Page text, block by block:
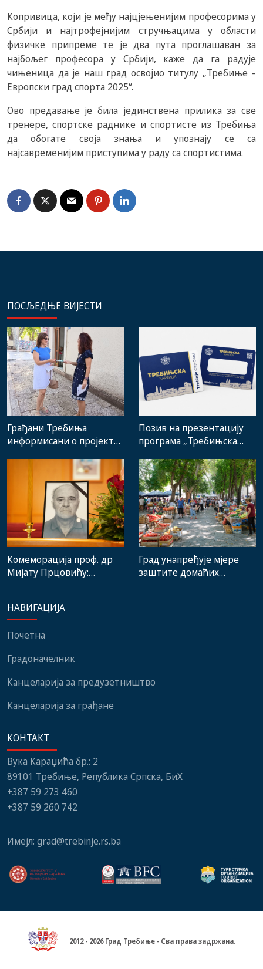
Копривица, који је међу најцјењенијим професорима у
Србији и најтрофејнијим стручњацима у области
физичке припреме те је два пута проглашаван за
најбољег професора у Србији, каже да га радује
чињеница да је наш град освојио титулу „Требиње –
Европски град спорта 2025“.
Ово предавање је била јединствена прилика за све
тренере, спортске раднике и спортисте из Требиња
да обогате своја знања и упознају се са
најсавременијим приступима у раду са спортистима.
ПОСЉЕДЊЕ ВИЈЕСТИ
Грађани Требиња
информисани о пројекту
одговорној употреби
водних ресурса
Позив на презентацију
програма „Требињска
Комеморација проф. др
Мијату Прцовићу:
је Требиње носио у срцу
Град унапређује мјере
заштите домаћих
НАВИГАЦИЈА
Почетна
Градоначелник
Канцеларија за предузетништво
Канцеларија за грађане
КОНТАКТ
Вука Караџића бр.: 2
89101 Требиње, Република Српска, БиХ
+387 59 273 460
+387 59 260 742
Имејл: grad@trebinje.rs.ba
2012 - 2026 Град Требиње - Сва права задржана.